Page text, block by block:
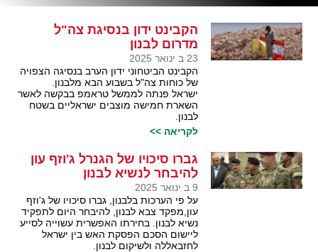
הקבינט ידון בנסיגת צה"ל
מדרום לבנון
23 ב ינואר 2025
הקבינט הביטחוני ידון הערב בנסיגה הצפויה
של כוחות צה"ל בשבוע הבא מלבנון.
ישראל פנתה לממשל טראמפ בבקשה לאשר
השארת חמישה מוצבים ישראליים בשטח
לבנון.
לקריאה >>
גברו סיכויו של הגנרל ג'וזף עון
להיבחר לנשיא לבנון
9 ב ינואר 2025
על פי הערכות בלבנון, גברו סיכויו של ג'וזף
עון,מפקד צבא לבנון, להיבחר היום לתפקיד
נשיא לבנון. בחירתו האפשרית עשוייה לסייע
ליישום הסכם הפסקת האש בין ישראל
לחזבאללה ולשיקום לבנון.